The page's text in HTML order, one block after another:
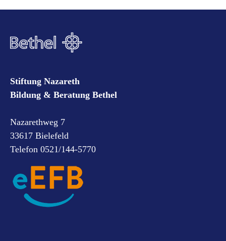
Stiftung Nazareth
Bildung & Beratung Bethel
Nazarethweg 7
33617 Bielefeld
Telefon 0521/144-5770